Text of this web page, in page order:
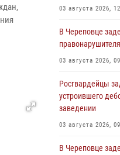
03 августа 2026,
В Череповце
правонарушителя
03 августа 2026,
Росгвардейцы
устроившего
заведении
03 августа 2026,
В Череповце